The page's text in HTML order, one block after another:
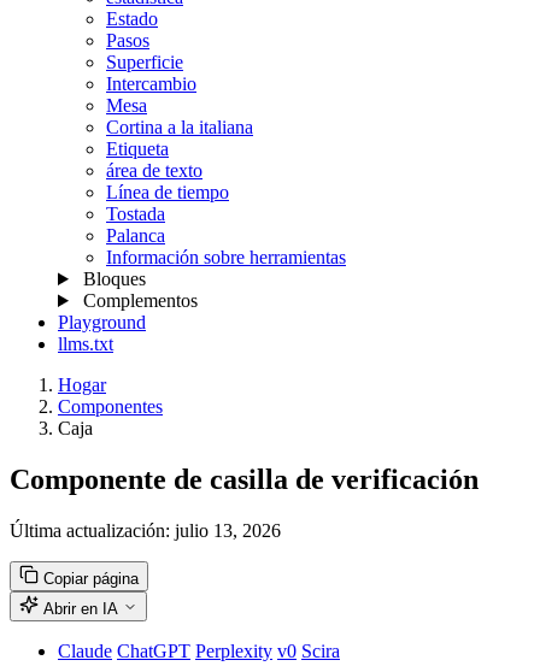
Estado
Pasos
Superficie
Intercambio
Mesa
Cortina a la italiana
Etiqueta
área de texto
Línea de tiempo
Tostada
Palanca
Información sobre herramientas
Bloques
Complementos
Playground
llms.txt
Hogar
Componentes
Caja
Componente de casilla de verificación
Última actualización: julio 13, 2026
Copiar página
Abrir en IA
Claude ChatGPT Perplexity v0 Scira